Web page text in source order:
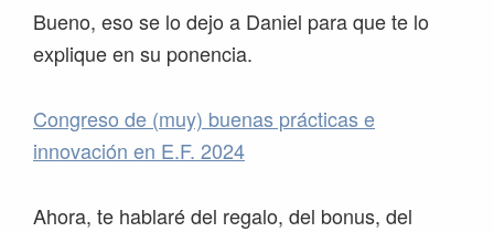
Bueno, eso se lo dejo a Daniel para que te lo
explique en su ponencia.
Congreso de (muy) buenas prácticas e
innovación en E.F. 2024
Ahora, te hablaré del regalo, del bonus, del